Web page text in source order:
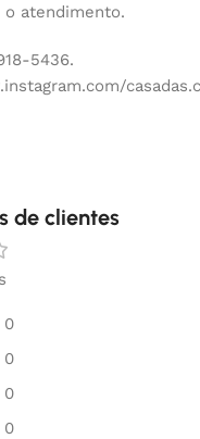
atendimento.
5436.
de clientes
0
0
0
0